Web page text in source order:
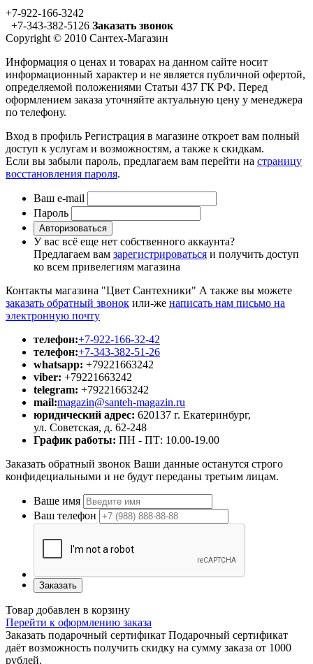
+7-922-166-3242
+7-343-382-5126 Заказать звонок
Copyright © 2010 Сантех-Магазин
Информация о ценах и товарах на данном сайте носит
информационный характер и не является публичной офертой,
определяемой положениями Статьи 437 ГК РФ. Перед
оформлением заказа уточняйте актуальную цену у менеджера
по телефону.
Вход в профиль Регистрация в магазине откроет вам полный
доступ к услугам и возможностям, а также к скидкам.
Если вы забыли пароль, предлагаем вам перейти на страницу
восстановления пароля.
Ваш e-mail
Пароль
Авторизоваться
У вас всё еще нет собственного аккаунта?
Предлагаем вам зарегистрироваться и получить доступ
ко всем привелегиям магазина
Контакты магазина "Цвет Сантехники" А также вы можете
заказать обратный звонок или-же написать нам письмо на
электронную почту
телефон:+7-922-166-32-42
телефон:+7-343-382-51-26
whatsapp: +79221663242
viber: +79221663242
telegram: +79221663242
mail:magazin@santeh-magazin.ru
юридический адрес: 620137 г. Екатеринбург,
ул. Советская, д. 62-248
График работы: ПН - ПТ: 10.00-19.00
Заказать обратный звонок Ваши данные останутся строго
конфидециальными и не будут переданы третьим лицам.
Ваше имя
Ваш телефон
Заказать
Товар добавлен в корзину
Перейти к оформлению заказа
Заказать подарочный сертификат Подарочный сертификат
даёт возможность получить скидку на сумму заказа от 1000
рублей.